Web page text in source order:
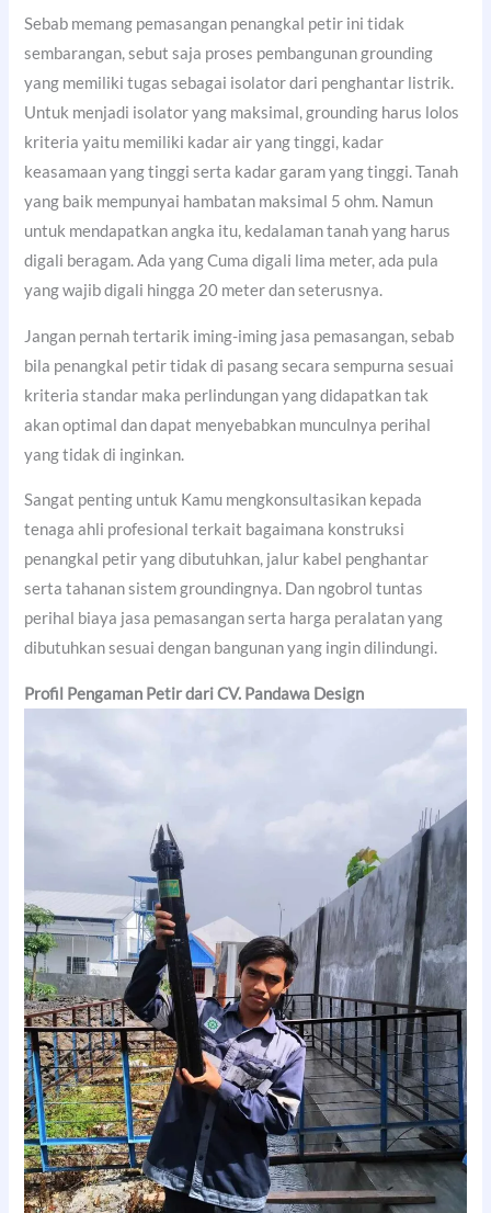
Sebab memang pemasangan penangkal petir ini tidak
sembarangan, sebut saja proses pembangunan grounding
yang memiliki tugas sebagai isolator dari penghantar listrik.
Untuk menjadi isolator yang maksimal, grounding harus lolos
kriteria yaitu memiliki kadar air yang tinggi, kadar
keasamaan yang tinggi serta kadar garam yang tinggi. Tanah
yang baik mempunyai hambatan maksimal 5 ohm. Namun
untuk mendapatkan angka itu, kedalaman tanah yang harus
digali beragam. Ada yang Cuma digali lima meter, ada pula
yang wajib digali hingga 20 meter dan seterusnya.
Jangan pernah tertarik iming-iming jasa pemasangan, sebab
bila penangkal petir tidak di pasang secara sempurna sesuai
kriteria standar maka perlindungan yang didapatkan tak
akan optimal dan dapat menyebabkan munculnya perihal
yang tidak di inginkan.
Sangat penting untuk Kamu mengkonsultasikan kepada
tenaga ahli profesional terkait bagaimana konstruksi
penangkal petir yang dibutuhkan, jalur kabel penghantar
serta tahanan sistem groundingnya. Dan ngobrol tuntas
perihal biaya jasa pemasangan serta harga peralatan yang
dibutuhkan sesuai dengan bangunan yang ingin dilindungi.
Profil Pengaman Petir dari CV. Pandawa Design